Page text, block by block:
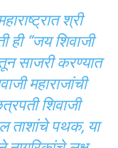
श्री
ही “जय शिवाजी
साजरी करण्यात
महाराजांची
शिवाजी
ताशांचे पथक, या